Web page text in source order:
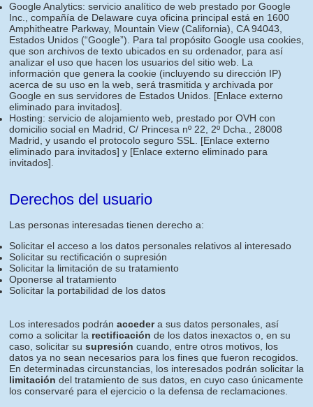
Google Analytics: servicio analítico de web prestado por Google
Inc., compañía de Delaware cuya oficina principal está en 1600
Amphitheatre Parkway, Mountain View (California), CA 94043,
Estados Unidos (“Google”). Para tal propósito Google usa cookies,
que son archivos de texto ubicados en su ordenador, para así
analizar el uso que hacen los usuarios del sitio web. La
información que genera la cookie (incluyendo su dirección IP)
acerca de su uso en la web, será trasmitida y archivada por
Google en sus servidores de Estados Unidos. [Enlace externo
eliminado para invitados]
Hosting: servicio de alojamiento web, prestado por OVH con
domicilio social en Madrid, C/ Princesa nº 22, 2º Dcha., 28008
Madrid, y usando el protocolo seguro SSL. [Enlace externo
eliminado para invitados] y [Enlace externo eliminado para
invitados]
Derechos del usuario
Las personas interesadas tienen derecho a:
Solicitar el acceso a los datos personales relativos al interesado
Solicitar su rectificación o supresión
Solicitar la limitación de su tratamiento
Oponerse al tratamiento
Solicitar la portabilidad de los datos
Los interesados podrán accedera sus datos personales, así
como a solicitar la rectificación de los datos inexactos o, en su
caso, solicitar su supresión cuando, entre otros motivos, los
datos ya no sean necesarios para los fines que fueron recogidos.
En determinadas circunstancias, los interesados podrán solicitar la
limitación del tratamiento de sus datos, en cuyo caso únicamente
los conservaré para el ejercicio o la defensa de reclamaciones.